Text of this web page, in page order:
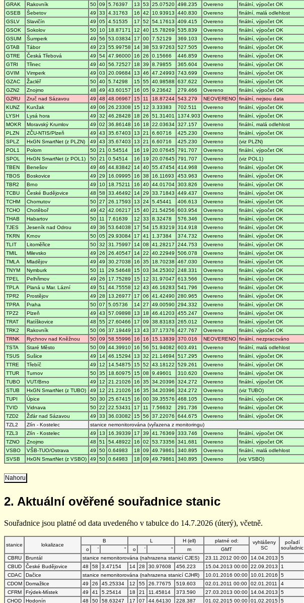
GRAK
Rakovník 50 09 5.76397 13 53 25.07520 498.235 Overeno
finální, výpočet OK
GSEB
Šebetov 49 33 4.31763 16 42 10.93913 440.830 Overeno
finální, malá odlehlost
GSLV
Slavičín 49 05 4.51535 17 52 54.17613 409.415 Overeno
finální, výpočet OK
GSOK
Sokolov 50 10 18.87171 12 40 15.78269 535.839 Overeno
finální, výpočet OK
GSUM
Šumperk 49 56 53.03834 17 00 7.52129 369.103 Overeno
finální, výpočet OK
GTAB
Tábor 49 23 55.99758 14 38 53.97263 527.505 Overeno
finální, výpočet OK
GTRE
Česká Třebová 49 54 47.96000 16 26 0.15666 446.859 Overeno
finální, výpočet OK
GTRI
Třinec 49 40 56.72527 18 39 8.79855 365.604 Overeno
finální, výpočet OK
GVIM
Vimperk 49 03 20.09684 13 46 47.24993 743.699 Overeno
finální, výpočet OK
GZAC
Žacléř 50 40 5.74298 15 55 40.98588 637.622 Overeno
finální, výpočet OK
GZN2
Znojmo 48 49 43.60157 16 05 9.23642 279.466 Overeno
finální, výpočet OK
GZRU
Zruč nad Sázavou 49 48 48.06967 15 11 18.87244 543.279 NEOVERENO finální, nejsou data
KUNZ
Kunžak 49 06 26.23308 15 12 3.33383 702.511 Overeno
finální, výpočet OK
LYSH
Lysá hora 49 32 46.28428 18 26 51.31401 1374.903 Overeno
finální, výpočet OK
MOKR
Moravský Krumlov 49 02 36.86148 16 18 22.03634 327.157 Overeno
finální, malá odlehlost
PLZN
ZČU-NTIS/Plzeň 49 43 35.67403 13 21 6.60716 425.230 Overeno
finální, výpočet OK
SPLZ
HxGN SmartNet (z PLZN) 49 43 35.67403 13 21 6.60716 425.230 Overeno
(viz PLZN)
POL1
Polom 50 21 0.54514 16 19 20.07645 791.707 Overeno
finální, výpočet OK
SPOL
HxGN SmartNet (z POL1) 50 21 0.54514 16 19 20.07645 791.707 Overeno
(viz POL1)
TBEN
Benešov 49 46 44.83842 14 40 55.47454 414.968 Overeno
finální, výpočet OK
TBOS
Boskovice 49 29 16.09995 16 38 16.11693 453.963 Overeno
finální, výpočet OK
TBR2
Brno 49 10 18.75211 16 40 44.01704 303.826 Overeno
finální, výpočet OK
TCBU
České Budějovice 48 58 33.46492 14 29 33.71843 449.437 Overeno
finální, výpočet OK
TCHM
Chomutov 50 27 26.17593 13 24 5.45441 406.613 Overeno
finální, výpočet OK
TCHO
Chotěboř 49 42 42.06217 15 40 21.54256 603.954 Overeno
finální, výpočet OK
THAB
Habartov 50 11 7.61639 12 33 8.32478 576.346 Overeno
finální, výpočet OK
TJES
Jeseník nad Odrou 49 36 53.64038 17 54 15.83219 314.918 Overeno
finální, výpočet OK
TKRN
Krnov 50 05 29.93084 17 41 1.37384 374.732 Overeno
finální, výpočet OK
TLIT
Litoměřice 50 32 31.75997 14 08 41.28217 244.753 Overeno
finální, výpočet OK
TMIL
Milevsko 49 26 26.40547 14 22 40.22949 506.078 Overeno
finální, výpočet OK
TMLA
Mladějov 49 49 30.27038 16 35 18.70238 467.030 Overeno
finální, výpočet OK
TNYM
Nymburk 50 11 29.54648 15 03 34.25302 248.331 Overeno
finální, výpočet OK
TPEL
Pelhřimov 49 26 17.75289 15 12 31.97047 613.566 Overeno
finální, výpočet OK
TPLA
Planá u Mar. Lázní 49 51 44.75558 12 43 46.16283 541.796 Overeno
finální, výpočet OK
TPR2
Prostějov 49 28 13.26977 17 06 41.42490 280.965 Overeno
finální, výpočet OK
TPRA
Praha 50 07 5.05736 14 27 49.00590 294.332 Overeno
finální, výpočet OK
TPZ2
Plzeň 49 43 57.09898 13 18 46.41203 455.247 Overeno
finální, výpočet OK
TRAT
Ratíškovice 48 55 27.60466 17 09 38.83183 265.012 Overeno
finální, výpočet OK
TRK2
Rakovník 50 06 37.19449 13 43 37.17376 427.767 Overeno
finální, výpočet OK
TRNK
Rychnov nad Kněžnou 50 09 58.55996 16 16 15.13839 370.016 NEOVERENO finální, nezpracováno
TSTA
Staré Město 50 09 44.39910 16 56 51.94082 603.491 Overeno
finální, malá odlehlost
TSUS
Sušice 49 14 46.15294 13 32 21.14694 517.295 Overeno
finální, výpočet OK
TTRE
Třebíč 49 12 14.54875 15 52 43.18122 529.261 Overeno
finální, výpočet OK
TTUR
Turnov 50 35 18.60975 15 08 9.49601 310.620 Overeno
finální, výpočet OK
TUBO
VUT/Brno 49 12 21.21026 16 35 34.20396 324.272 Overeno
finální, výpočet OK
STUB
HxGN SmartNet (z TUBO) 49 12 21.21026 16 35 34.20396 324.272 Overeno
(viz TUBO)
TUPI
Úpice 50 30 25.67415 16 00 39.35576 468.105 Overeno
finální, výpočet OK
TVID
Vidnava 50 22 22.53431 17 11 7.56632 291.736 Overeno
finální, výpočet OK
TZD2
Žďár nad Sázavou 49 33 36.03082 15 56 37.22076 644.675 Overeno
finální, výpočet OK
TZL2
Zlín - Kostelec
stanice nemonitorována (vyřazena z monitoringu)
TZL3
Zlín - Kostelec 49 13 16.39339 17 39 41.76369 333.746 Overeno
finální, výpočet OK
TZNO
Znojmo 48 51 54.48922 16 02 53.73356 341.681 Overeno
finální, výpočet OK
VSBO
VŠB-TUO/Ostrava 49 50 0.64983 18 09 49.79861 340.895 Overeno
finální, malá odlehlost
SVSB
HxGN SmartNet (z VSBO) 49 50 0.64983 18 09 49.79861 340.895 Overeno (viz VSBO)
Nahoru
2. Aktuální ověřené souřadnice stanic
Souřadnice jsou platné od data uvedeného v tabulce do 14.7.2026 (úterý), včetně.
stanice lokalizace
B L H (ell) platné od:
vyhlášeny
SC
pořadí
souřadnic
o ' " o ' " m
GMT
CBRU
Bruntál stanice nemonitorována (nahrazena stanicí CJES) 23.11.2012 00:00 14.04.2013 5
CBUD
České Budějovice 48 58 3.47154 14 28 30.97608 456.223 15.04.2013 00:00 22.09.2013 1
CDAC
Dačice stanice nemonitorována (nahrazena stanicí CJHR) 10.01.2016 00:00 10.01.2016 5
CDOM
Domažlice 49 26 45.25334 12 55 26.77675 519.603 02.01.2011 00:00 02.01.2011 4
CFRM
Frýdek-Místek 49 41 5.25414 18 21 11.45814 373.590 27.03.2013 00:00 14.04.2013 5
CHOD
Hodonín 48 50 58.63247 17 07 44.64130 228.387 01.02.2015 00:00 01.02.2015 5